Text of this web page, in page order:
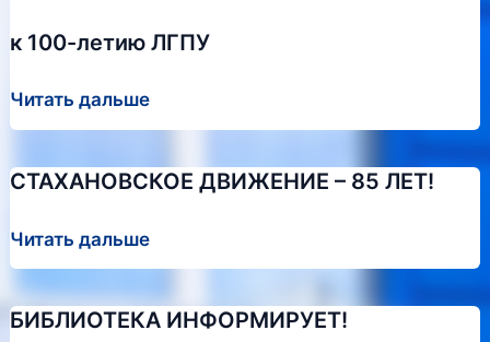
к 100-летию ЛГПУ
к
100-
ЛГПУ
Читать дальше
СТАХАНОВСКОЕ ДВИЖЕНИЕ – 85 ЛЕТ!
СТАХАНОВСКОЕ
ДВИЖЕНИЕ
85
Читать дальше
БИБЛИОТЕКА ИНФОРМИРУЕТ!